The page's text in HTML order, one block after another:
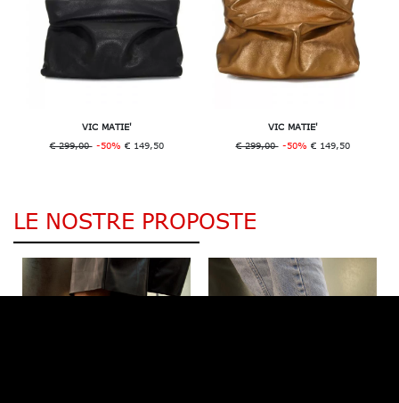
VIC MATIE'
€ 299,00-50% € 149,50
VIC MATIE'
€ 299,00-50% € 149,50
LE NOSTRE PROPOSTE